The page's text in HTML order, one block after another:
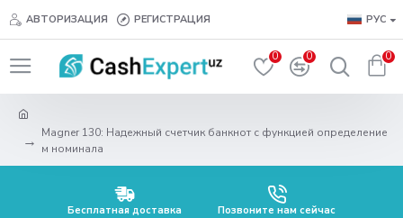
АВТОРИЗАЦИЯ РЕГИСТРАЦИЯ РУС
0 0 0
Magner 130: Надежный счетчик банкнот с функцией определение
м номинала
Бесплатная доставка Позвоните нам сейчас